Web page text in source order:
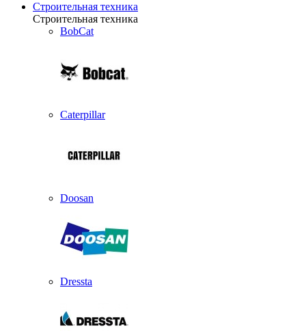
Строительная техника
Строительная техника
BobCat
Caterpillar
Doosan
Dressta